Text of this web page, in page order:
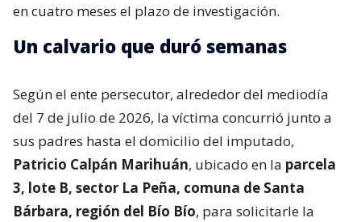
en cuatro meses el plazo de investigación.
Un calvario que duró semanas
Según el ente persecutor, alrededor del mediodía
del 7 de julio de 2026, la víctima concurrió junto a
sus padres hasta el domicilio del imputado,
Patricio Calpán Marihuán, ubicado en la parcela
3, lote B, sector La Peña, comuna de Santa
Bárbara, región del Bío Bío, para solicitarle la